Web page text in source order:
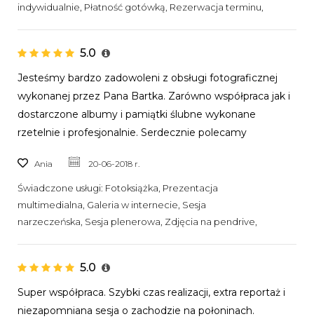
indywidualnie, Płatność gotówką, Rezerwacja terminu,
5.0
Jesteśmy bardzo zadowoleni z obsługi fotograficznej
wykonanej przez Pana Bartka. Zarówno współpraca jak i
dostarczone albumy i pamiątki ślubne wykonane
rzetelnie i profesjonalnie. Serdecznie polecamy
Ania 20-06-2018 r.
Świadczone usługi: Fotoksiążka, Prezentacja
multimedialna, Galeria w internecie, Sesja
narzeczeńska, Sesja plenerowa, Zdjęcia na pendrive,
5.0
Super współpraca. Szybki czas realizacji, extra reportaż i
niezapomniana sesja o zachodzie na połoninach.